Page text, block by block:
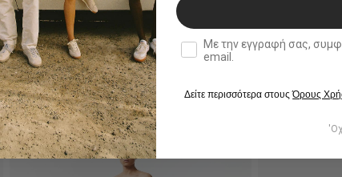
double opt in
Με την εγγραφή σας, συμφωνείτε
email.
Δείτε περισσότερα στουςΌρους